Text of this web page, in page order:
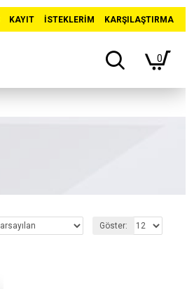
KAYIT İSTEKLERIM KARŞILAŞTIRMA
0
Göster: